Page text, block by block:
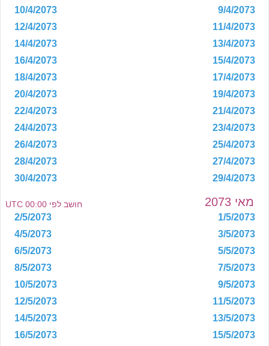
9/4/2073
10/4/2073
11/4/2073
12/4/2073
13/4/2073
14/4/2073
15/4/2073
16/4/2073
17/4/2073
18/4/2073
19/4/2073
20/4/2073
21/4/2073
22/4/2073
23/4/2073
24/4/2073
25/4/2073
26/4/2073
27/4/2073
28/4/2073
29/4/2073
30/4/2073
מאי 2073 חושב לפי 00:00 UTC
1/5/2073
2/5/2073
3/5/2073
4/5/2073
5/5/2073
6/5/2073
7/5/2073
8/5/2073
9/5/2073
10/5/2073
11/5/2073
12/5/2073
13/5/2073
14/5/2073
15/5/2073
16/5/2073